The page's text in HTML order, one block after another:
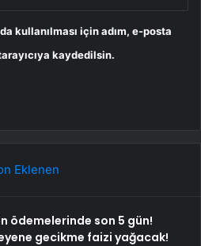
kullanılması için adım, e-posta
kaydedilsin.
Eklenen
ödemelerinde son 5 gün!
gecikme faizi yağacak!